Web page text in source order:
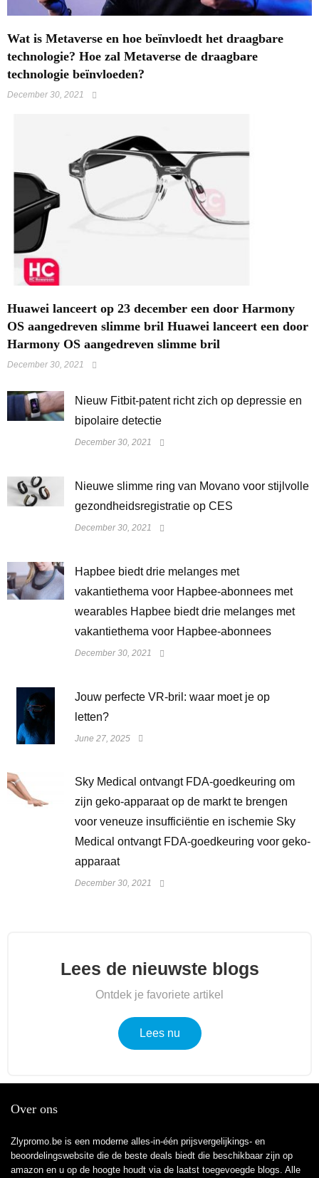
Wat is Metaverse en hoe beïnvloedt het draagbare
technologie? Hoe zal Metaverse de draagbare
technologie beïnvloeden?
December 30, 2021
Huawei lanceert op 23 december een door Harmony
OS aangedreven slimme bril Huawei lanceert een door
Harmony OS aangedreven slimme bril
December 30, 2021
​Nieuw Fitbit-patent richt zich op depressie en
bipolaire detectie
December 30, 2021
Nieuwe slimme ring van Movano voor stijlvolle
gezondheidsregistratie op CES
December 30, 2021
Hapbee biedt drie melanges met
vakantiethema voor Hapbee-abonnees met
wearables Hapbee biedt drie melanges met
vakantiethema voor Hapbee-abonnees
December 30, 2021
Jouw perfecte VR-bril: waar moet je op
letten?
June 27, 2025
Sky Medical ontvangt FDA-goedkeuring om
zijn geko-apparaat op de markt te brengen
voor veneuze insufficiëntie en ischemie Sky
Medical ontvangt FDA-goedkeuring voor geko-
apparaat
December 30, 2021
Lees de nieuwste blogs
Ontdek je favoriete artikel
Lees nu
Over ons
Zlypromo.be is een moderne alles-in-één prijsvergelijkings- en
beoordelingswebsite die de beste deals biedt die beschikbaar zijn op
amazon en u op de hoogte houdt via de laatst toegevoegde blogs. Alle